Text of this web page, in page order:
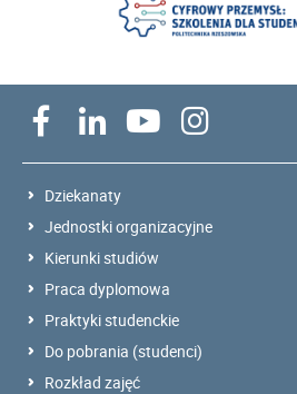
Dziekanaty
Jednostki organizacyjne
Kierunki studiów
Praca dyplomowa
Praktyki studenckie
Do pobrania (studenci)
Rozkład zajęć